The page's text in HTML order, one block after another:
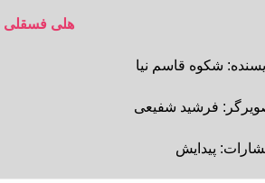
هلی فسقلی
شکوه قاسم نیا
فرشید شفیعی
پیدایش